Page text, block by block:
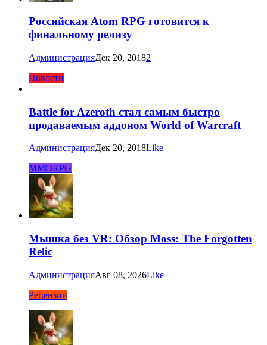
Российская Atom RPG готовится к
финальному релизу
АдминистрацияДек 20, 20182
Новости
Battle for Azeroth стал самым быстро
продаваемым аддоном World of Warcraft
АдминистрацияДек 20, 2018Like
MMORPG
Мышка без VR: Обзор Moss: The Forgotten
Relic
АдминистрацияАвг 08, 2026Like
Рецензии